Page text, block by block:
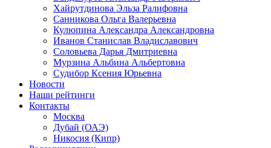
Хайрутдинова Эльза Ралифовна
Санникова Ольга Валерьевна
Кулюпина Александра Александровна
Иванов Станислав Владиславович
Соловьева Дарья Дмитриевна
Мурзина Альбина Альбертовна
Судибор Ксения Юрьевна
Новости
Наши рейтинги
Контакты
Москва
Дубай (ОАЭ)
Никосия (Кипр)